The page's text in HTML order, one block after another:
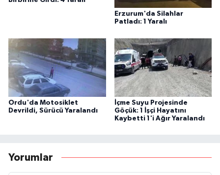
Erzurum'da Silahlar
Patladı: 1 Yaralı
Ordu'da Motosiklet
Devrildi, Sürücü Yaralandı
İçme Suyu Projesinde
Göçük: 1 İşçi Hayatını
Kaybetti 1'i Ağır Yaralandı
Yorumlar